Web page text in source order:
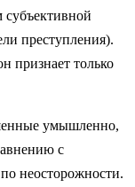
субъективной
преступления).
признает только
умышленно,
с
неосторожности.